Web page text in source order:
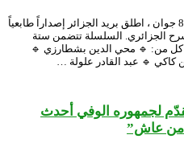
بمناسبة اليوم الوطني للفنان الموافق لـ 8 جوان ، اطلق بريد الجزائر إصداراً طابعياً
الجزائري. السلسلة تتضمن ستة
كل من: 🔹 محي الدين بشطارزي 🔹
كاكي 🔹 عبد القادر علولة …
لجمهوره الوفي أحدث
من عاش”